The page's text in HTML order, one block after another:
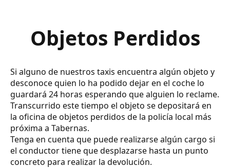
Objetos Perdidos
Si alguno de nuestros taxis encuentra algún objeto y
desconoce quien lo ha podido dejar en el coche lo
guardará 24 horas esperando que alguien lo reclame.
Transcurrido este tiempo el objeto se depositará en
la oficina de objetos perdidos de la policía local más
próxima a Tabernas.
Tenga en cuenta que puede realizarse algún cargo si
el conductor tiene que desplazarse hasta un punto
concreto para realizar la devolución.